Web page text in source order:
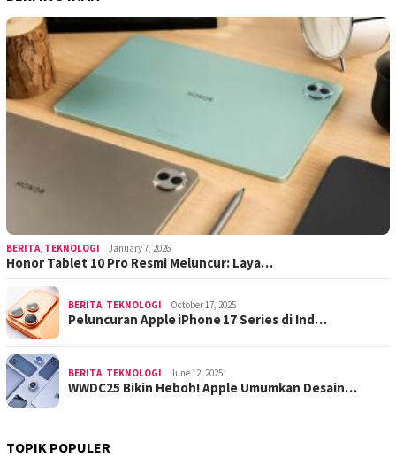
BERITA, TEKNOLOGI January 7, 2026
Honor Tablet 10 Pro Resmi Meluncur: Laya…
BERITA, TEKNOLOGI October 17, 2025
Peluncuran Apple iPhone 17 Series di Ind…
BERITA, TEKNOLOGI June 12, 2025
WWDC25 Bikin Heboh! Apple Umumkan Desain…
TOPIK POPULER